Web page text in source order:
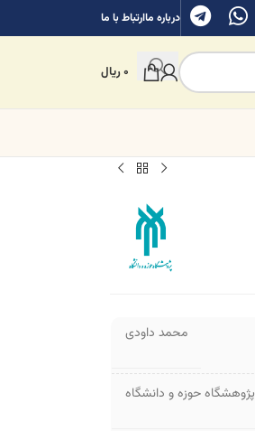
درباره ماارتباط با ما
0ریال
محمد داودی
پژوهشگاه حوزه و دانشگاه